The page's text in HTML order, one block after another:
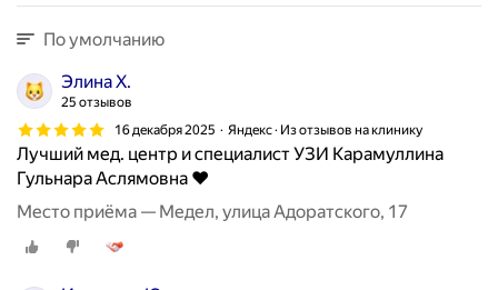
с
б
р
ю
ш
По умолчанию
Элина Х.
25 отзывов
16 декабря 2025
Яндекс · Из отзывов на клинику
Лучший мед. центр и специалист УЗИ Карамуллина
Гульнара Аслямовна ❤️
Место приёма — Медел, улица Адоратского, 17